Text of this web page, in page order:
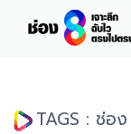
TAGS : ช่อ